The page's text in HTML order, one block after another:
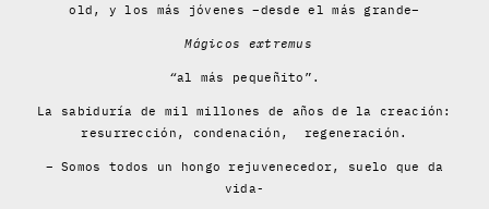
old, y los más jóvenes –desde el más grande–
Mágicos extremus
“al más pequeñito”.
La sabiduría de mil millones de años de la creación:
resurrección, condenación, regeneración.
– Somos todos un hongo rejuvenecedor, suelo que da
vida-